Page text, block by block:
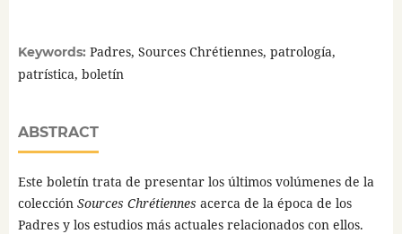
Keywords: Padres, Sources Chrétiennes, patrología,
patrística, boletín
ABSTRACT
Este boletín trata de presentar los últimos volúmenes de la
colección Sources Chrétiennes acerca de la época de los
Padres y los estudios más actuales relacionados con ellos.